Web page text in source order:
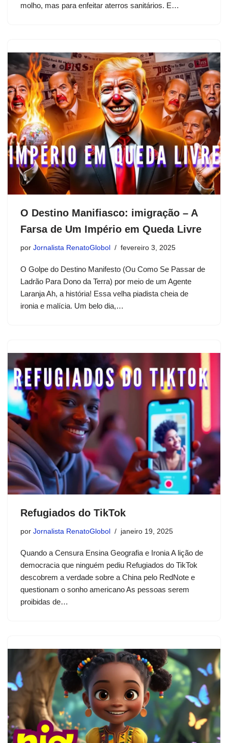
molho, mas para enfeitar aterros sanitários. E…
O Destino Manifiasco: imigração – A
Farsa de Um Império em Queda Livre
por Jornalista RenatoGlobol fevereiro 3, 2025
O Golpe do Destino Manifesto (Ou Como Se Passar de
Ladrão Para Dono da Terra) por meio de um Agente
Laranja Ah, a história! Essa velha piadista cheia de
ironia e malícia. Um belo dia,…
Refugiados do TikTok
por Jornalista RenatoGlobol janeiro 19, 2025
Quando a Censura Ensina Geografia e Ironia A lição de
democracia que ninguém pediu Refugiados do TikTok
descobrem a verdade sobre a China pelo RedNote e
questionam o sonho americano As pessoas serem
proibidas de…